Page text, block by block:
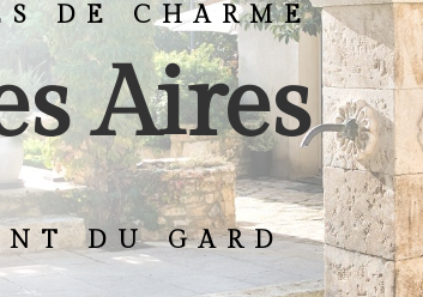
DE CHARME
Aires
DU GARD